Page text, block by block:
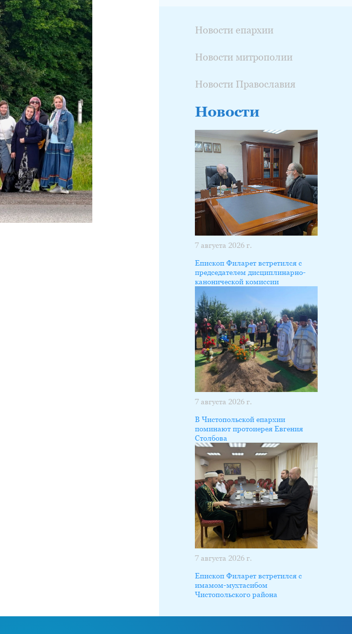
Новости епархии
Новости митрополии
Новости Православия
Новости
7 августа 2026 г.
Епископ Филарет встретился с
председателем дисциплинарно-
канонической комиссии
7 августа 2026 г.
В Чистопольской епархии
поминают протоиерея Евгения
Столбова
7 августа 2026 г.
Епископ Филарет встретился с
имамом-мухтасибом
Чистопольского района